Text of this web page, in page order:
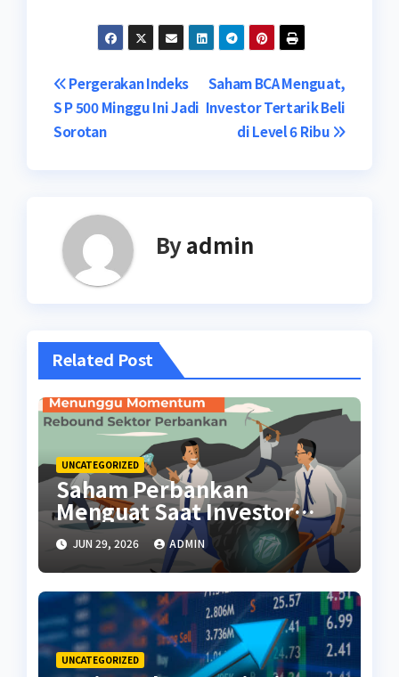
Post
navigation
Saham BCA Menguat,
Investor Tertarik Beli
di Level 6 Ribu
Pergerakan Indeks
S P 500 Minggu Ini Jadi
Sorotan
Byadmin
Related Post
UNCATEGORIZED
Saham Perbankan
Menguat Saat Investor
Kembali Aktif
JUN 29, 2026 ADMIN
UNCATEGORIZED